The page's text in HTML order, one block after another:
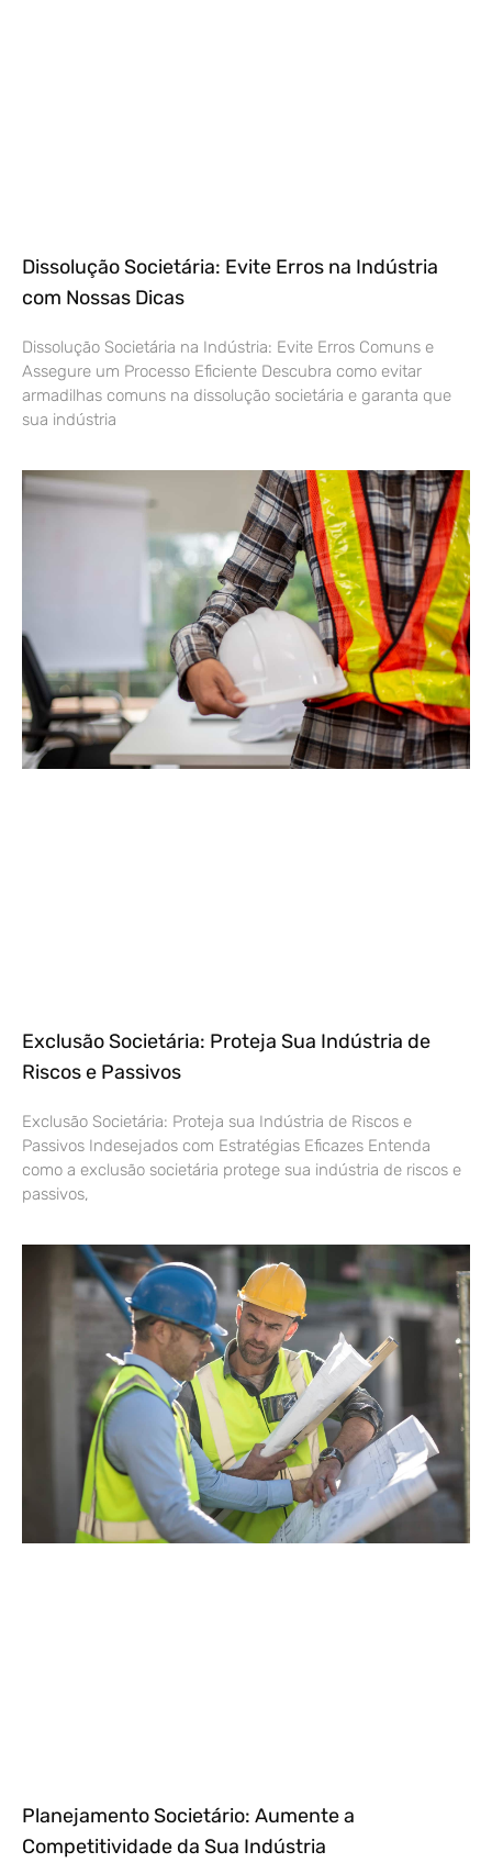
Dissolução Societária: Evite Erros na Indústria
com Nossas Dicas
Dissolução Societária na Indústria: Evite Erros Comuns e
Assegure um Processo Eficiente Descubra como evitar
armadilhas comuns na dissolução societária e garanta que
sua indústria
Exclusão Societária: Proteja Sua Indústria de
Riscos e Passivos
Exclusão Societária: Proteja sua Indústria de Riscos e
Passivos Indesejados com Estratégias Eficazes Entenda
como a exclusão societária protege sua indústria de riscos e
passivos,
Planejamento Societário: Aumente a
Competitividade da Sua Indústria